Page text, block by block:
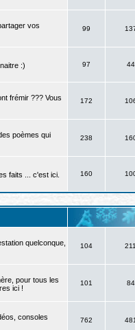
vos
99
:) 97
frémir ??? Vous
172
poèmes qui
238
faits ... c'est ici. 160
quelconque,
104
pour tous les
ici !
101
consoles
762